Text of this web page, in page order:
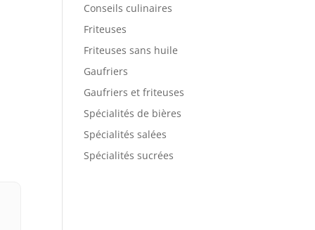
Conseils culinaires
Friteuses
Friteuses sans huile
Gaufriers
Gaufriers et friteuses
Spécialités de bières
Spécialités salées
Spécialités sucrées